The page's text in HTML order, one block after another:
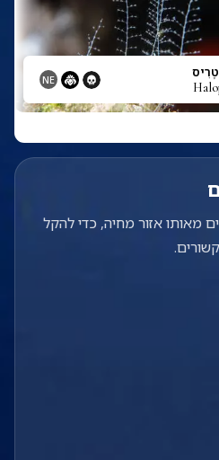
NE
מאותו אזור מחיה, כדי להקל